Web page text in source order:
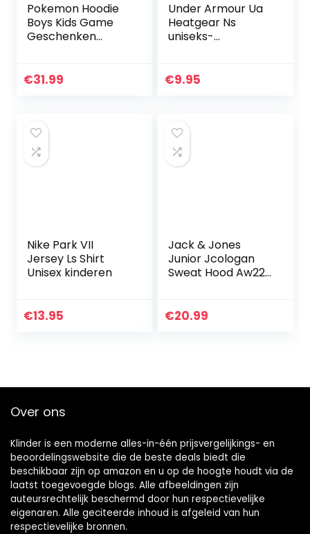
Pokemon Hoodie
Boys Kids Game
Geschenken
€31.99
Under Armour Ua
Heatgear Ns
uniseks-
in verpakking van
€9.95
Nike Park VII
Jersey Ls Shirt
Unisex kinderen
€13.95
Jack & Jones
Junior Jcologan
Sweat Hood Aw22
capuchon
€20.99
Over ons
Klinder is een moderne alles-in-één prijsvergelijkings- en
beoordelingswebsite die de beste deals biedt die
beschikbaar zijn op amazon en u op de hoogte houdt via de
laatst toegevoegde blogs. Alle afbeeldingen zijn
auteursrechtelijk beschermd door hun respectievelijke
eigenaren. Alle geciteerde inhoud is afgeleid van hun
respectievelijke bronnen.